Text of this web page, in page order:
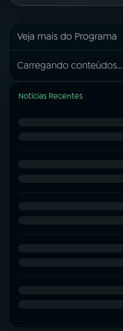
Veja mais do Programa
Carregando conteúdos...
Notícias Recentes